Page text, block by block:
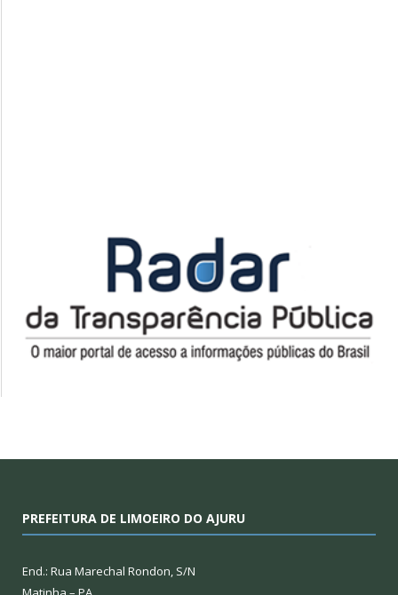
PREFEITURA DE LIMOEIRO DO AJURU
End.: Rua Marechal Rondon, S/N